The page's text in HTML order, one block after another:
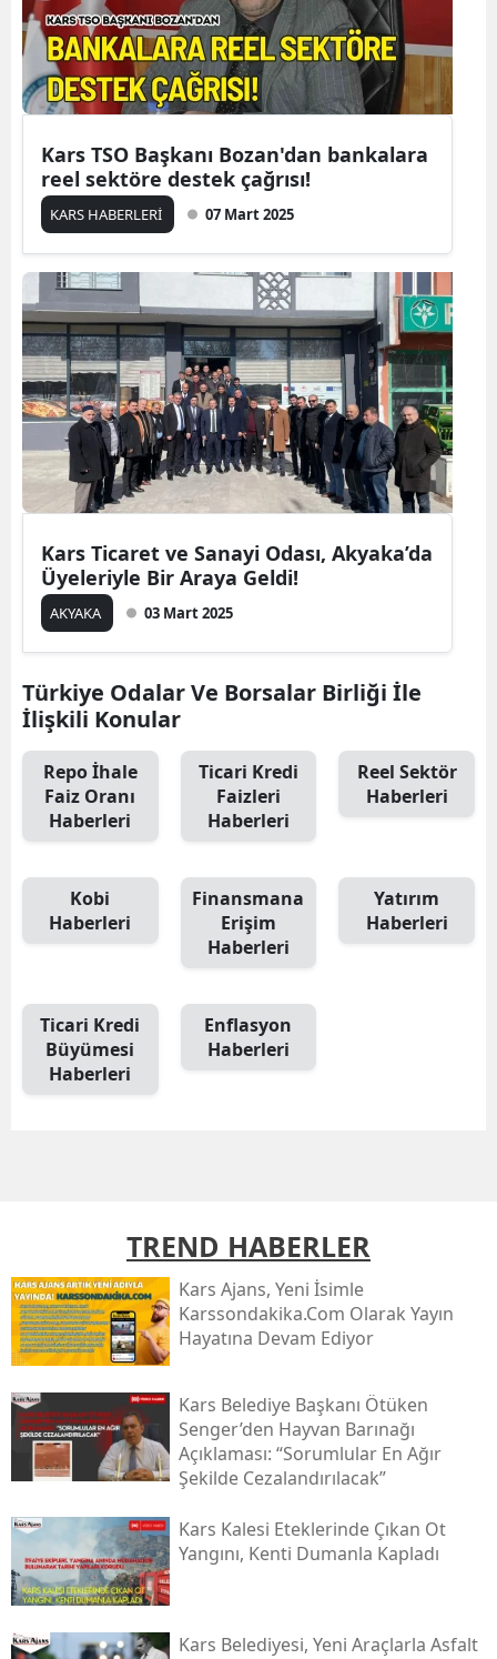
Çankırı
Çorum
Denizli
Diyarbakır
Erzincan
Erzurum
Eskişehir
Gaziantep
Giresun
Gümüşhane
Hakkari
Isparta
Mersin
İzmir
Kastamonu
Kayseri
Manisa
Kahramanmaraş
Mardin
Muş
Nevşehir
Ordu
Sakarya
Kars TSO Başkanı Bozan'dan bankalara
reel sektöre destek çağrısı!
KARS HABERLERİ 07 Mart 2025
Kars Ticaret ve Sanayi Odası, Akyaka’da
Üyeleriyle Bir Araya Geldi!
AKYAKA 03 Mart 2025
Türkiye Odalar Ve Borsalar Birliği İle
İlişkili Konular
Repo İhale
Faiz Oranı
Haberleri
Ticari Kredi
Faizleri
Haberleri
Reel Sektör
Haberleri
Kobi
Haberleri
Finansmana
Erişim
Haberleri
Yatırım
Haberleri
Ticari Kredi
Büyümesi
Haberleri
Enflasyon
Haberleri
TREND HABERLER
Kars Ajans, Yeni İsimle
Karssondakika.com Olarak Yayın
Hayatına Devam Ediyor
Kars Belediye Başkanı Ötüken
Senger’den Hayvan Barınağı
Açıklaması: “sorumlular En Ağır
Şekilde Cezalandırılacak”
Kars Kalesi Eteklerinde Çıkan Ot
Yangını, Kenti Dumanla Kapladı
Kars Belediyesi, Yeni Araçlarla Asfalt